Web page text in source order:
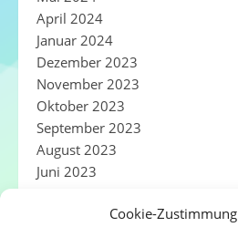
Cookie-Zustimmung
April 2024
Januar 2024
Dezember 2023
November 2023
Oktober 2023
September 2023
August 2023
Juni 2023